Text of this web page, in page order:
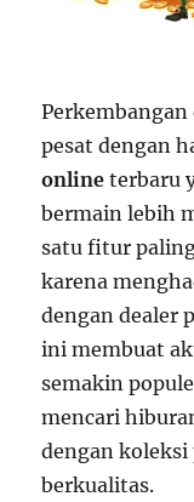
pesat dengan
online terbaru
bermain lebih
satu fitur
karena
dengan dealer
ini membuat
semakin
mencari
dengan koleksi
berkualitas.